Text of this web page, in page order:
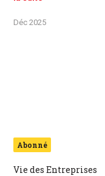
Déc 2025
Abonné
Vie des Entreprises